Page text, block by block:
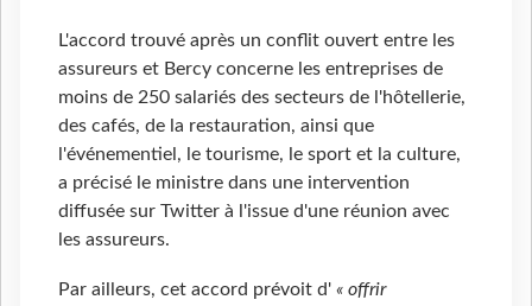
L'accord trouvé après un conflit ouvert entre les
assureurs et Bercy concerne les entreprises de
moins de 250 salariés des secteurs de l'hôtellerie,
des cafés, de la restauration, ainsi que
l'événementiel, le tourisme, le sport et la culture,
a précisé le ministre dans une intervention
diffusée sur Twitter à l'issue d'une réunion avec
les assureurs.
Par ailleurs, cet accord prévoit d' « offrir